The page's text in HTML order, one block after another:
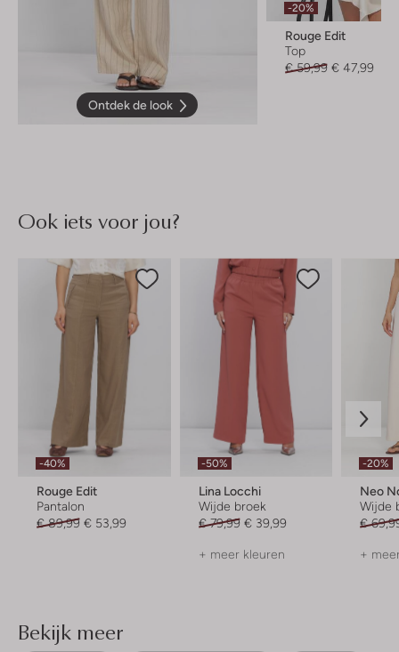
Ontdek de look
-20%
Rouge Edit
Top
€ 59,99 € 47,99
Ook iets voor jou?
-40%
Rouge Edit
Pantalon
€ 89,99 € 53,99
-50%
Lina Locchi
Wijde broek
€ 79,99 € 39,99
+ meer kleuren
-20%
Neo
Wijde
€
+
Bekijk meer